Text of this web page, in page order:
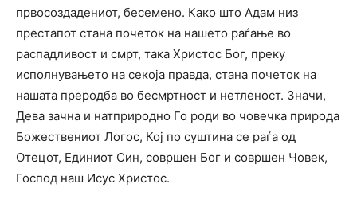
првосоздадениот, бесемено. Како што Адам низ
престапот стана почеток на нашето раѓање во
распадливост и смрт, така Христос Бог, преку
исполнувањето на секоја правда, стана почеток на
нашата преродба во бесмртност и нетленост. Значи,
Дева зачна и натприродно Го роди во човечка природа
Божествениот Логос, Кој по суштина се раѓа од
Отецот, Единиот Син, совршен Бог и совршен Човек,
Господ наш Исус Христос.